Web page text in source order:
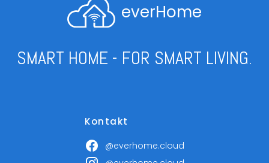
everHome
SMART HOME - FOR SMART LIVING.
Kontakt
@everhome.cloud